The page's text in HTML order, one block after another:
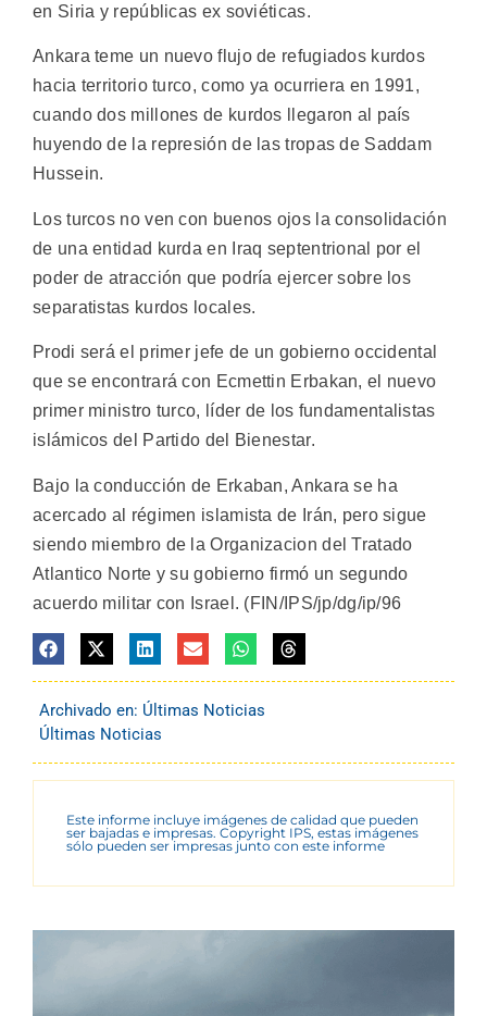
en Siria y repúblicas ex soviéticas.
Ankara teme un nuevo flujo de refugiados kurdos
hacia territorio turco, como ya ocurriera en 1991,
cuando dos millones de kurdos llegaron al país
huyendo de la represión de las tropas de Saddam
Hussein.
Los turcos no ven con buenos ojos la consolidación
de una entidad kurda en Iraq septentrional por el
poder de atracción que podría ejercer sobre los
separatistas kurdos locales.
Prodi será el primer jefe de un gobierno occidental
que se encontrará con Ecmettin Erbakan, el nuevo
primer ministro turco, líder de los fundamentalistas
islámicos del Partido del Bienestar.
Bajo la conducción de Erkaban, Ankara se ha
acercado al régimen islamista de Irán, pero sigue
siendo miembro de la Organizacion del Tratado
Atlantico Norte y su gobierno firmó un segundo
acuerdo militar con Israel. (FIN/IPS/jp/dg/ip/96
Archivado en: Últimas Noticias
Últimas Noticias
Este informe incluye imágenes de calidad que pueden
ser bajadas e impresas. Copyright IPS, estas imágenes
sólo pueden ser impresas junto con este informe